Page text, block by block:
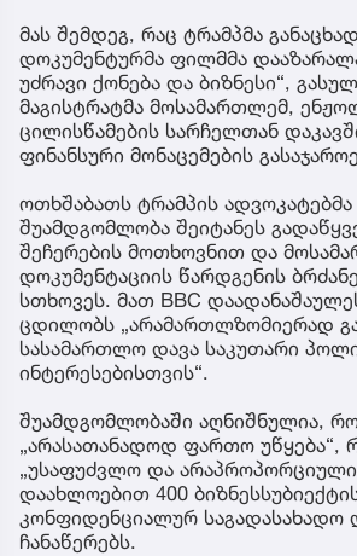
მას შემდეგ, რაც ტრამპმა
დოკუმენტურმა ფილმმა
უძრავი ქონება და ბიზნესი“,
მაგისტრატმა მოსამართლემ,
ცილისწამების სარჩელთან
ფინანსური მონაცემების
ოთხშაბათს ტრამპის
შუამდგომლობა შეიტანეს
შეჩერების მოთხოვნით და
დოკუმენტაციის წარდგენის
სთხოვეს. მათ BBC
ცდილობს „არამართლზომიერად
სასამართლო დავა საკუთარი
ინტერესებისთვის“.
შუამდგომლობაში აღნიშნულია,
„არასათანადოდ ფართო უწყება“,
„უსაფუძვლო და
დაახლოებით 400
კონფიდენციალურ საგადასახადო
ჩანაწერებს.